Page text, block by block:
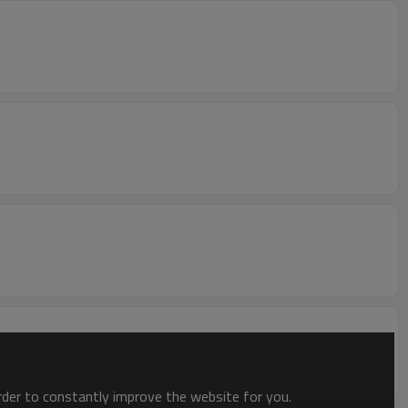
to constantly improve the website for you.